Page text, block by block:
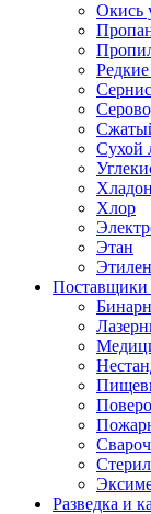
Окись
Сухой
Хлор
Этан
Этилен
Поставщики
Разведка и